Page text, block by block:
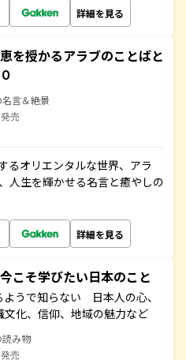
詳細を見る
を授かるアラブのことばと
名言＆絶景
売
るオリエンタルな世界、アラ
人生を輝かせる名言と癒やしの
詳細を見る
こそ学びたい日本のこと
ようで知らない 日本人の心、
文化、信仰、地域の魅力など
読み物
売